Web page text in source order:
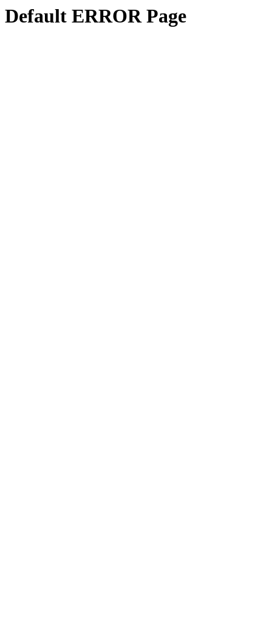
Default ERROR Page